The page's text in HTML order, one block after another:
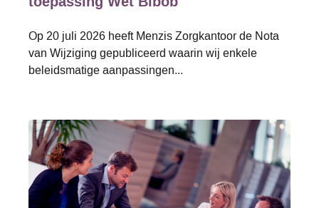
Op 20 juli 2026 heeft Menzis Zorgkantoor de Nota
van Wijziging gepubliceerd waarin wij enkele
beleidsmatige aanpassingen...